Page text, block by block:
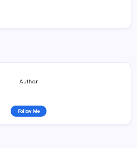
Author
Follow Me